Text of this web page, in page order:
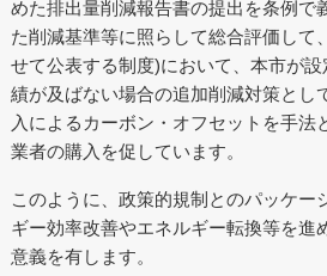
めた排出量削減報告書の提出を条例で
た削減基準等に照らして総合評価して
せて公表する制度)において、本市が
績が及ばない場合の追加削減対策とし
入によるカーボン・オフセットを手法
業者の購入を促しています。
このように、政策的規制とのパッケー
ギー効率改善やエネルギー転換等を進
意義を有します。